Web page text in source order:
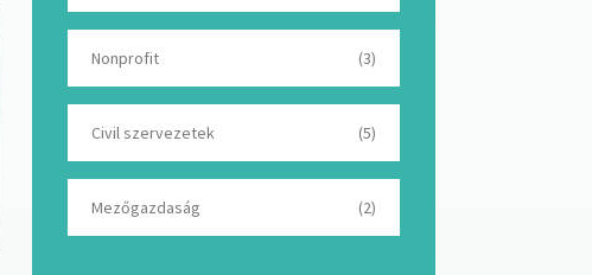
Nonprofit (3)
Civil szervezetek (5)
Mezőgazdaság (2)